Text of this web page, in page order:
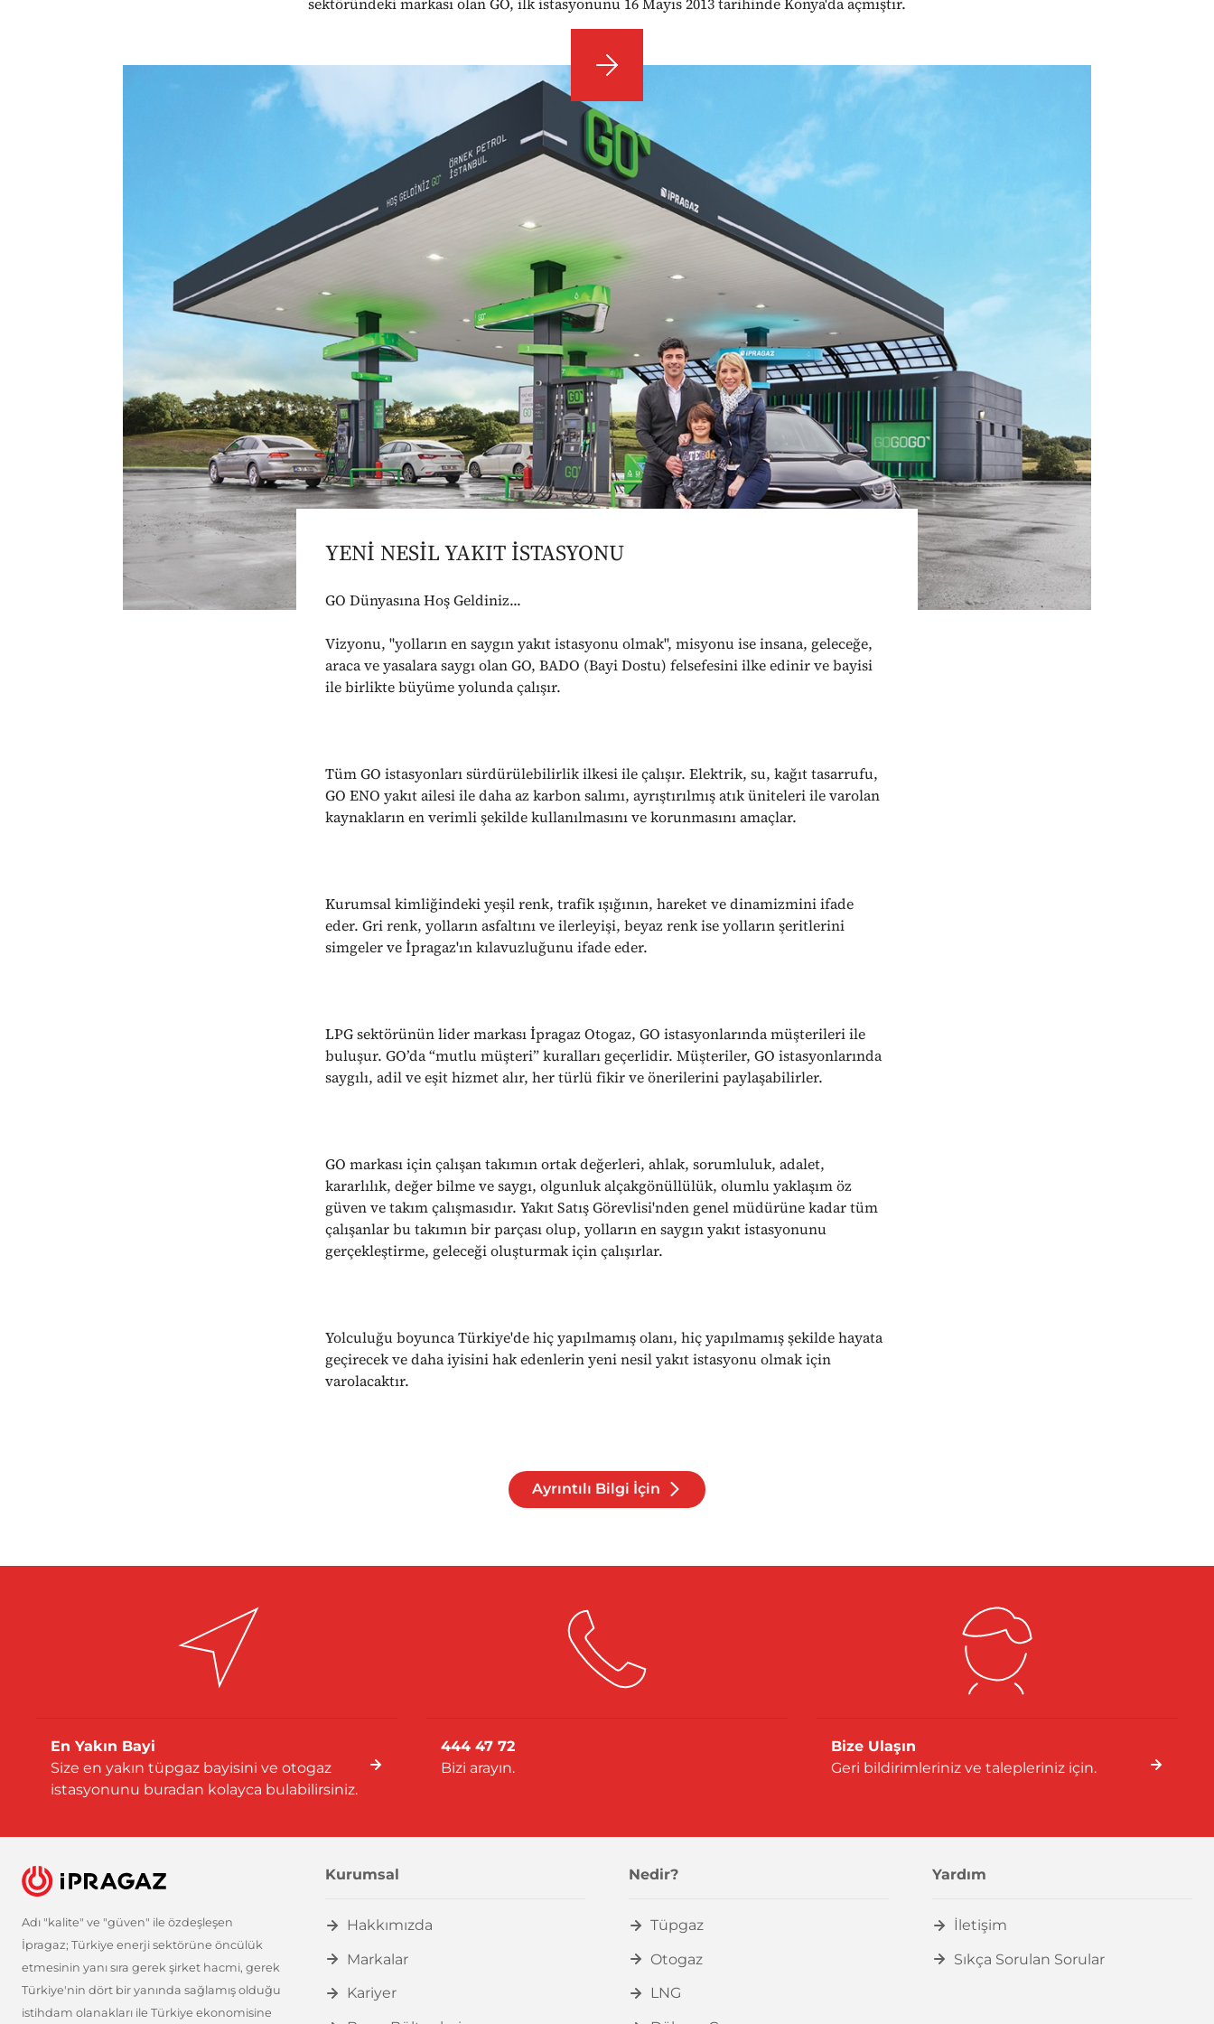
YENİ NESİL YAKIT İSTASYONU
GO Dünyasına Hoş Geldiniz...
Vizyonu, "yolların en saygın yakıt istasyonu olmak", misyonu ise insana, geleceğe,
araca ve yasalara saygı olan GO, BADO (Bayi Dostu) felsefesini ilke edinir ve bayisi
ile birlikte büyüme yolunda çalışır.
Tüm GO istasyonları sürdürülebilirlik ilkesi ile çalışır. Elektrik, su, kağıt tasarrufu,
GO ENO yakıt ailesi ile daha az karbon salımı, ayrıştırılmış atık üniteleri ile varolan
kaynakların en verimli şekilde kullanılmasını ve korunmasını amaçlar.
Kurumsal kimliğindeki yeşil renk, trafik ışığının, hareket ve dinamizmini ifade
eder. Gri renk, yolların asfaltını ve ilerleyişi, beyaz renk ise yolların şeritlerini
simgeler ve İpragaz'ın kılavuzluğunu ifade eder.
LPG sektörünün lider markası İpragaz Otogaz, GO istasyonlarında müşterileri ile
buluşur. GO’da “mutlu müşteri” kuralları geçerlidir. Müşteriler, GO istasyonlarında
saygılı, adil ve eşit hizmet alır, her türlü fikir ve önerilerini paylaşabilirler.
GO markası için çalışan takımın ortak değerleri, ahlak, sorumluluk, adalet,
kararlılık, değer bilme ve saygı, olgunluk alçakgönüllülük, olumlu yaklaşım öz
güven ve takım çalışmasıdır. Yakıt Satış Görevlisi'nden genel müdürüne kadar tüm
çalışanlar bu takımın bir parçası olup, yolların en saygın yakıt istasyonunu
gerçekleştirme, geleceği oluşturmak için çalışırlar.
Yolculuğu boyunca Türkiye'de hiç yapılmamış olanı, hiç yapılmamış şekilde hayata
geçirecek ve daha iyisini hak edenlerin yeni nesil yakıt istasyonu olmak için
varolacaktır.
Ayrıntılı Bilgi İçin
En Yakın Bayi
Size en yakın tüpgaz bayisini ve otogaz
istasyonunu buradan kolayca bulabilirsiniz.
444 47 72
Bizi arayın.
Bize Ulaşın
Geri bildirimleriniz ve talepleriniz için.
Adı "kalite" ve "güven" ile özdeşleşen
İpragaz; Türkiye enerji sektörüne öncülük
etmesinin yanı sıra gerek şirket hacmi, gerek
Türkiye'nin dört bir yanında sağlamış olduğu
istihdam olanakları ile Türkiye ekonomisine
Kurumsal
Hakkımızda
Markalar
Kariyer
Nedir?
Tüpgaz
Otogaz
LNG
Yardım
İletişim
Sıkça Sorulan Sorular